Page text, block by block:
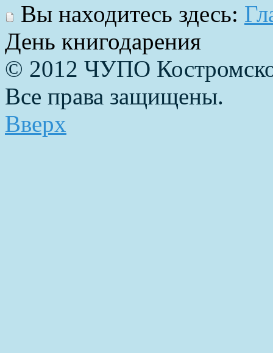
Вы находитесь здесь:
День книгодарения
© 2012 ЧУПО
Все права защищены.
Вверх